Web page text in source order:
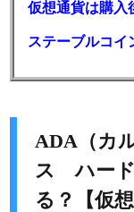
ADA（カ
ス ハード
る？【仮